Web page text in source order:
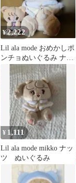
¥2,222
Lil ala mode おめかしポ
ンチョぬいぐるみ ナッ
¥ 1,111
Lil ala mode mikko ナッ
ツ ぬいぐるみ